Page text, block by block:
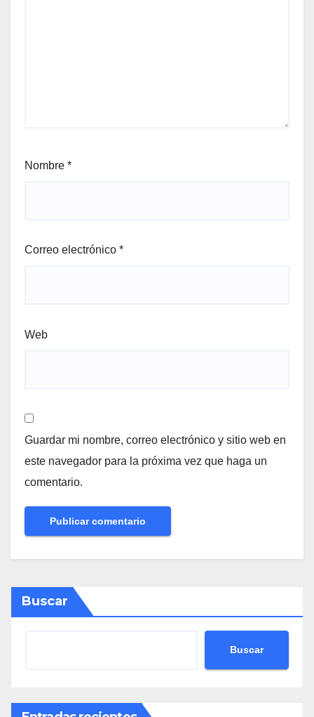
Nombre *
Correo electrónico *
Web
Guardar mi nombre, correo electrónico y sitio web en
este navegador para la próxima vez que haga un
comentario.
Buscar
Buscar